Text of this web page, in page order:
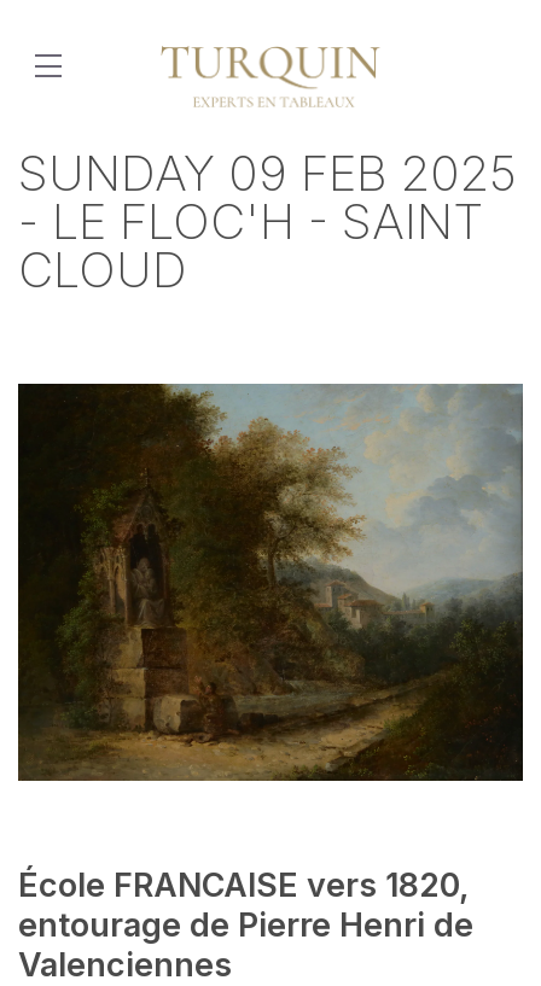
SUNDAY 09 FEB 2025
- LE FLOC'H - SAINT
CLOUD
École FRANCAISE vers 1820,
entourage de Pierre Henri de
Valenciennes